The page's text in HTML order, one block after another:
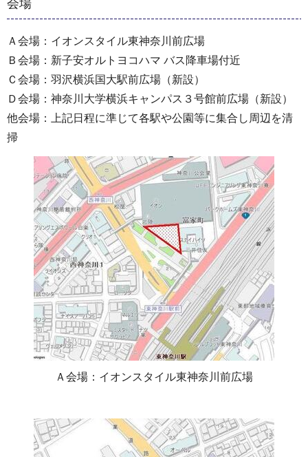
会場
Ａ会場：イオンスタイル東神奈川前広場
Ｂ会場：新子安オルトヨコハマ バス降車場付近
Ｃ会場：羽沢横浜国大駅前広場（新設）
Ｄ会場：神奈川大学横浜キャンパス３号館前広場（新設）
他会場：上記日程に準じて各駅や公園等に集合し周辺を清
掃
Ａ会場：イオンスタイル東神奈川前広場